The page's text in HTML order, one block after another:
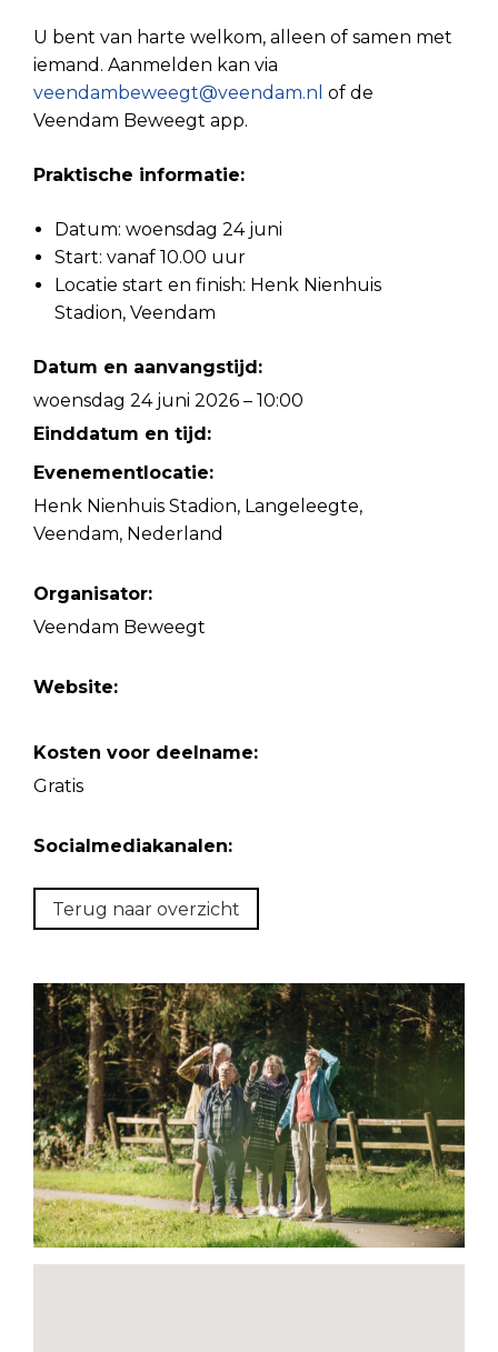
U bent van harte welkom, alleen of samen met
iemand. Aanmelden kan via
veendambeweegt@veendam.nl of de
Veendam Beweegt app.
Praktische informatie:
Datum: woensdag 24 juni
Start: vanaf 10.00 uur
Locatie start en finish: Henk Nienhuis
Stadion, Veendam
Datum en aanvangstijd:
woensdag 24 juni 2026 – 10:00
Einddatum en tijd:
Evenementlocatie:
Henk Nienhuis Stadion, Langeleegte,
Veendam, Nederland
Organisator:
Veendam Beweegt
Website:
Kosten voor deelname:
Gratis
Socialmediakanalen:
Terug naar overzicht